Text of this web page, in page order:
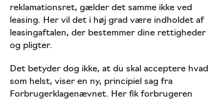
reklamationsret, gælder det samme ikke ved
leasing. Her vil det i høj grad være indholdet af
leasingaftalen, der bestemmer dine rettigheder
og pligter.
Det betyder dog ikke, at du skal acceptere hvad
som helst, viser en ny, principiel sag fra
Forbrugerklagenævnet. Her fik forbrugeren